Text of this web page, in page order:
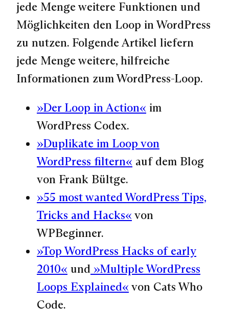
jede Menge weitere Funktionen und
Möglichkeiten den Loop in WordPress
zu nutzen. Folgende Artikel liefern
jede Menge weitere, hilfreiche
Informationen zum WordPress-Loop.
»Der Loop in Action« im
WordPress Codex.
»Duplikate im Loop von
WordPress filtern« auf dem Blog
von Frank Bültge.
»55 most wanted WordPress Tips,
Tricks and Hacks« von
WPBeginner.
»Top WordPress Hacks of early
2010« und »Multiple WordPress
Loops Explained« von Cats Who
Code.